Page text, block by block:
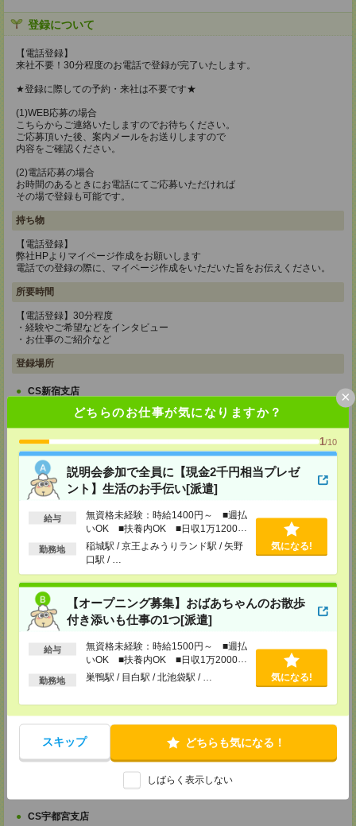
どちらのお仕事が気になりますか？
1/10
説明会参加で全員に【現金2千円相当プレゼ
ント】生活のお手伝い[派遣]
給与
無資格未経験：時給1400円～ ■週払
いOK ■扶養内OK ■日収1万1200円
以上
勤務地
稲城駅 / 京王よみうりランド駅 / 矢野
口駅 / …
気になる!
【オープニング募集】おばあちゃんのお散歩
付き添いも仕事の1つ[派遣]
給与
無資格未経験：時給1500円～ ■週払
いOK ■扶養内OK ■日収1万2000円
以上
勤務地 巣鴨駅 / 目白駅 / 北池袋駅 / … 気になる!
スキップ どちらも気になる！
しばらく表示しない
×
登録について
【電話登録】
来社不要！30分程度のお電話で登録が完了いたします。
★登録に際しての予約・来社は不要です★
(1)WEB応募の場合
こちらからご連絡いたしますのでお待ちください。
ご応募頂いた後、案内メールをお送りしますので
内容をご確認ください。
(2)電話応募の場合
お時間のあるときにお電話にてご応募いただければ
その場で登録も可能です。
持ち物
【電話登録】
弊社HPよりマイページ作成をお願いします
電話での登録の際に、マイページ作成をいただいた旨をお伝えください。
所要時間
【電話登録】30分程度
・経験やご希望などをインタビュー
・お仕事のご紹介など
登録場所
CS新宿支店
東京都新宿区西新宿 1-6-1 新宿エルタワー 17F
TEL：0120-659-458
MAIL：CS_SHINJUKU@manpowergroup.jp
担当：採用担当
CS立川支店
〒190-0012
TEL：0120-659-460
CS_TACHIKAWA@manpowergroup.jp
担当：採用担当
〒220-8136
神奈川県横浜市西区みなとみらい 2-2-1 横浜ランドマークタワー36F
TEL：0120-659-459
MAIL：CS_YOKOHAMA@manpowergroup.jp
担当：採用担当
CS大宮支店
〒330-0854 埼玉県さいたま市大宮区桜木町 1-10-16 シーノ大宮ノース
ウイング 9階
MAIL：CS_OMIYA@manpowergroup.jp
担当：採用担当
CS高崎支店
〒370-0831 群馬県高崎市あら町167 高崎第一生命ビルディング11Ｆ
CS_TAKASAKI@manpowergroup.jp
CS宇都宮支店